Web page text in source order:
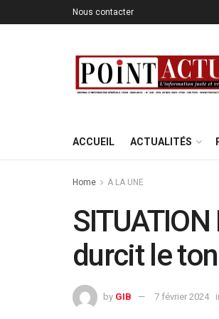
Nous contacter
ACCUEIL ACTUALITÉS
Home A LA UNE
durcit le ton
by GIB 7 février 2024